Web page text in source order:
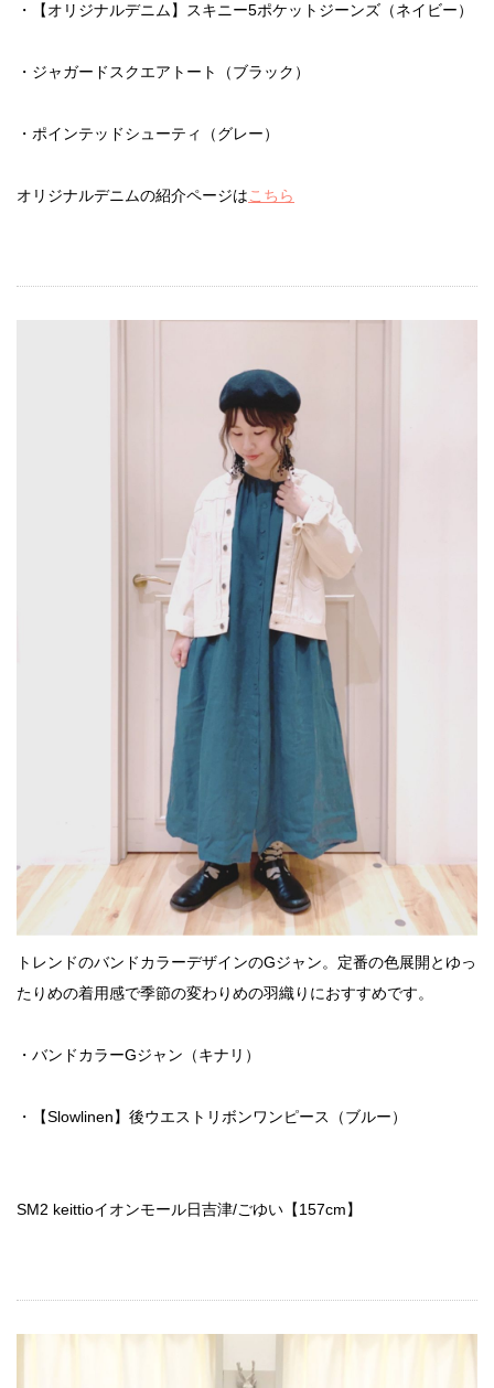
・【オリジナルデニム】スキニー5ポケットジーンズ（ネイビー）
・ジャガードスクエアトート（ブラック）
・ポインテッドシューティ（グレー）
オリジナルデニムの紹介ページはこちら
トレンドのバンドカラーデザインのGジャン。定番の色展開とゆっ
たりめの着用感で季節の変わりめの羽織りにおすすめです。
・バンドカラーGジャン（キナリ）
・【Slowlinen】後ウエストリボンワンピース（ブルー）
SM2 keittioイオンモール日吉津/ごゆい【157cm】